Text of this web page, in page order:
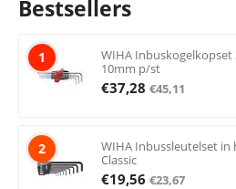
Bestsellers
1
WIHA Inbuskogelkopset
10mm p/st
€37,28 €45,11
2
WIHA Inbussleutelset in
Classic
€19,56 €23,67